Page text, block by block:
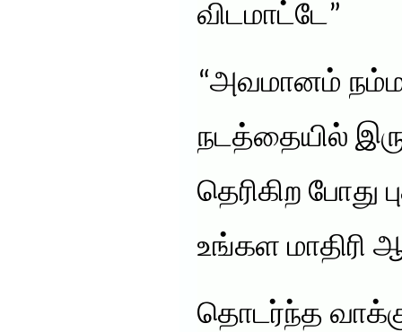
விடமாட்டே”
“அவமானம்
நடத்தையில்
தெரிகிற போது
உங்கள மாதிரி
தொடர்ந்த